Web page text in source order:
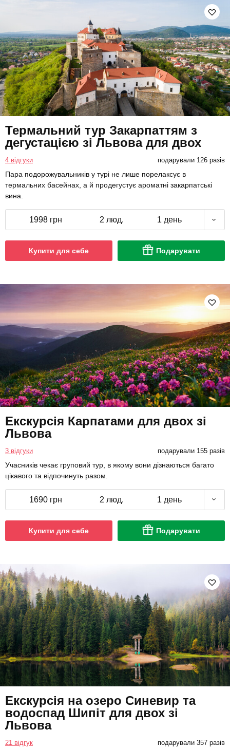
Термальний тур Закарпаттям з
дегустацією зі Львова для двох
4 відгуки подарували 126 разів
Пара подорожувальників у турі не лише порелаксує в
термальних басейнах, а й продегустує ароматні закарпатські
вина.
1998 грн 2 люд. 1 день
Купити для себе Подарувати
Екскурсія Карпатами для двох зі
Львова
3 відгуки подарували 155 разів
Учасників чекає груповий тур, в якому вони дізнаються багато
цікавого та відпочинуть разом.
1690 грн 2 люд. 1 день
Купити для себе Подарувати
Екскурсія на озеро Синевир та
водоспад Шипіт для двох зі
Львова
21 відгук подарували 357 разів